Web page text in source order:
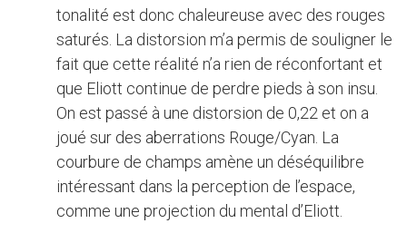
tonalité est donc chaleureuse avec des rouges
saturés. La distorsion m’a permis de souligner le
fait que cette réalité n’a rien de réconfortant et
que Eliott continue de perdre pieds à son insu.
On est passé à une distorsion de 0,22 et on a
joué sur des aberrations Rouge/Cyan. La
courbure de champs amène un déséquilibre
intéressant dans la perception de l’espace,
comme une projection du mental d’Eliott.